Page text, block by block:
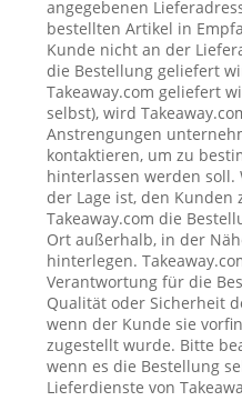
angegebenen
bestellten Artikel in
Kunde nicht an der
die Bestellung geliefert
Takeaway.com geliefert
selbst), wird
Anstrengungen
kontaktieren, um zu
hinterlassen werden soll.
der Lage ist, den Kunden
Takeaway.com die
Ort außerhalb, in der
hinterlegen.
Verantwortung für die
Qualität oder Sicherheit
wenn der Kunde sie
zugestellt wurde. Bitte
wenn es die Bestellung
Lieferdienste von